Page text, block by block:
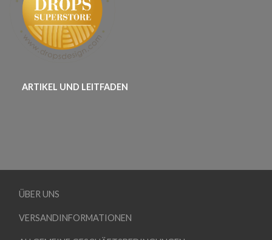
ARTIKEL UND LEITFADEN
ÜBER UNS
VERSANDINFORMATIONEN